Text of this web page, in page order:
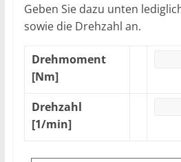
Geben Sie dazu unten
sowie die Drehzahl an.
Drehmoment
[Nm]
Drehzahl
[1/min]